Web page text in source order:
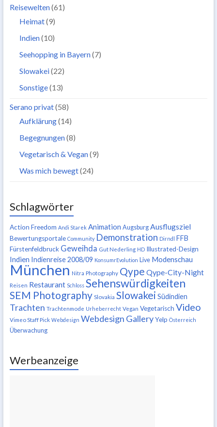
Reisewelten(61)
Heimat(9)
Indien(10)
Seehopping in Bayern(7)
Slowakei(22)
Sonstige(13)
Serano privat(58)
Aufklärung(14)
Begegnungen(8)
Vegetarisch & Vegan(9)
Was mich bewegt(24)
Schlagwörter
Action Freedom Andi Starek Animation Augsburg Ausflugsziel
Bewertungsportale Community Demonstration Dirndl FFB
Fürstenfeldbruck Geweihda Gut Nederling HD Illustrated-Design
Indien Indienreise 2008/09 KonsumrEvolution Live Modenschau
München Nitra Photography Qype Qype-City-Night
Reisen Restaurant Schloss Sehenswürdigkeiten
SEM Photography Slovakia Slowakei Südindien
Trachten Trachtenmode Urheberrecht Vegan Vegetarisch Video
Vimeo Staff Pick Webdesign Webdesign Gallery Yelp Österreich
Überwachung
Werbeanzeige